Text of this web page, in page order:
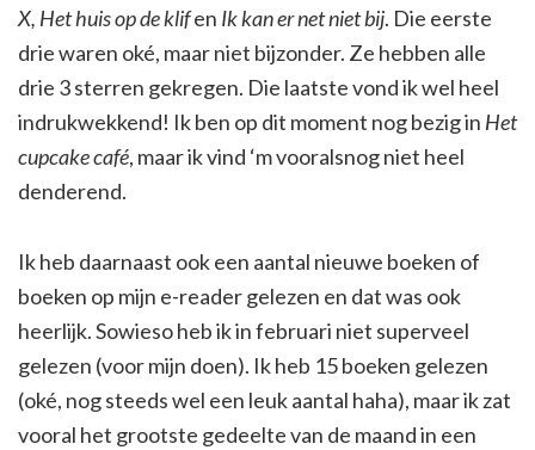
X, Het huis op de klifen Ik kan er net niet bij. Die eerste
drie waren oké, maar niet bijzonder. Ze hebben alle
drie 3 sterren gekregen. Die laatste vond ik wel heel
indrukwekkend! Ik ben op dit moment nog bezig in Het
cupcake café, maar ik vind ‘m vooralsnog niet heel
denderend.
Ik heb daarnaast ook een aantal nieuwe boeken of
boeken op mijn e-reader gelezen en dat was ook
heerlijk. Sowieso heb ik in februari niet superveel
gelezen (voor mijn doen). Ik heb 15 boeken gelezen
(oké, nog steeds wel een leuk aantal haha), maar ik zat
vooral het grootste gedeelte van de maand in een